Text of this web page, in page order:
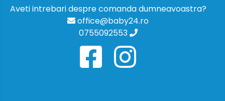
Aveti intrebari despre comanda dumneavoastra?
office@baby24.ro
0755092553